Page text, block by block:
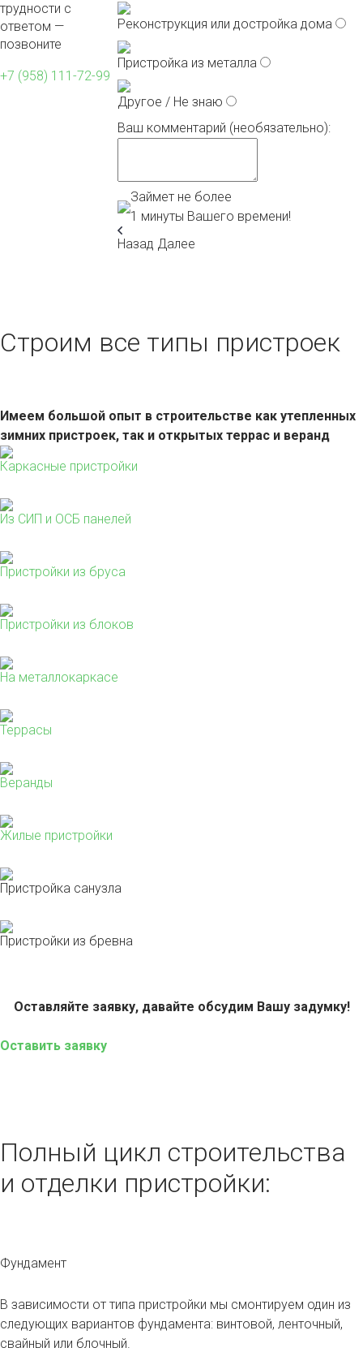
трудности с
ответом —
позвоните
+7 (958) 111-72-99
Реконструкция или достройка дома
Пристройка из металла
Другое / Не знаю
Ваш комментарий (необязательно):
Займет не более
1 минуты Вашего времени!
Назад Далее
Строим все типы пристроек
Имеем большой опыт в строительстве как утепленных
зимних пристроек, так и открытых террас и веранд
Каркасные пристройки
Из СИП и ОСБ панелей
Пристройки из бруса
Пристройки из блоков
На металлокаркасе
Террасы
Веранды
Жилые пристройки
Пристройка санузла
Пристройки из бревна
Оставляйте заявку, давайте обсудим Вашу задумку!
Оставить заявку
Полный цикл строительства
и отделки пристройки:
Фундамент
В зависимости от типа пристройки мы смонтируем один из
следующих вариантов фундамента: винтовой, ленточный,
свайный или блочный.